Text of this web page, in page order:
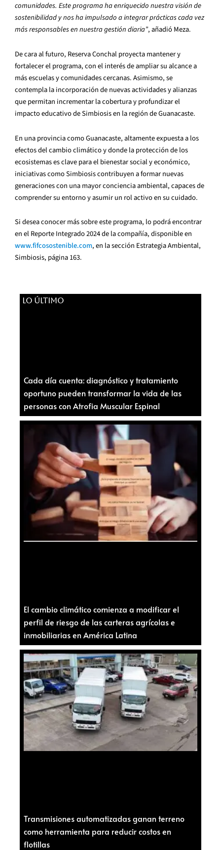
comunidades. Este programa ha enriquecido nuestra visión de
sostenibilidad y nos ha impulsado a integrar prácticas cada vez
más responsables en nuestra gestión diaria”, añadió Meza.
De cara al futuro, Reserva Conchal proyecta mantener y
fortalecer el programa, con el interés de ampliar su alcance a
más escuelas y comunidades cercanas. Asimismo, se
contempla la incorporación de nuevas actividades y alianzas
que permitan incrementar la cobertura y profundizar el
impacto educativo de Simbiosis en la región de Guanacaste.
En una provincia como Guanacaste, altamente expuesta a los
efectos del cambio climático y donde la protección de los
ecosistemas es clave para el bienestar social y económico,
iniciativas como Simbiosis contribuyen a formar nuevas
generaciones con una mayor conciencia ambiental, capaces de
comprender su entorno y asumir un rol activo en su cuidado.
Si desea conocer más sobre este programa, lo podrá encontrar
en el Reporte Integrado 2024 de la compañía, disponible en
www.fifcosostenible.com, en la sección Estrategia Ambiental,
Simbiosis, página 163.
LO ÚLTIMO
Cada día cuenta: diagnóstico y tratamiento
oportuno pueden transformar la vida de las
personas con Atrofia Muscular Espinal
El cambio climático comienza a modificar el
perfil de riesgo de las carteras agrícolas e
inmobiliarias en América Latina
Transmisiones automatizadas ganan terreno
como herramienta para reducir costos en
flotillas